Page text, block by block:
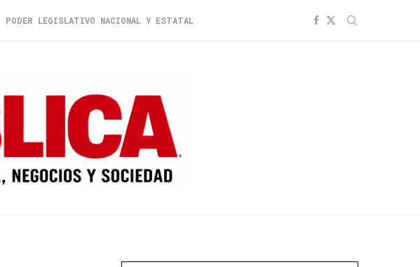
PODER LEGISLATIVO NACIONAL Y ESTATAL